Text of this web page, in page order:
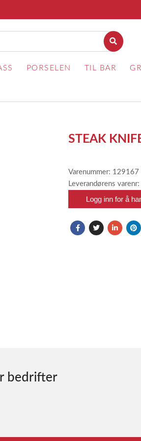
PORSELEN TIL BAR
STEAK
Varenummer: 129167
Leverandørens
Logg inn for å
bedrifter